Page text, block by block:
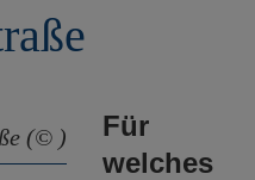
(© )
Für
welches